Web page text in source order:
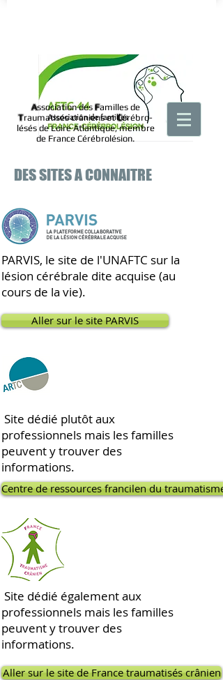
Association des Familles de
Traumatisés crâniens etCérébro-
lésés de Loire Atlantique, membre
de France Cérébrolésion.
DES SITES A CONNAITRE
PARVIS, le site de l'UNAFTC sur la
lésion cérébrale dite acquise (au
cours de la vie).
Aller sur le site PARVIS
Site dédié plutôt aux
professionnels mais les familles
peuvent y trouver des
informations.
Centre de ressources francilen du traumatisme
Site dédié également aux
professionnels mais les familles
peuvent y trouver des
informations.
Aller sur le site de France traumatisés crânien